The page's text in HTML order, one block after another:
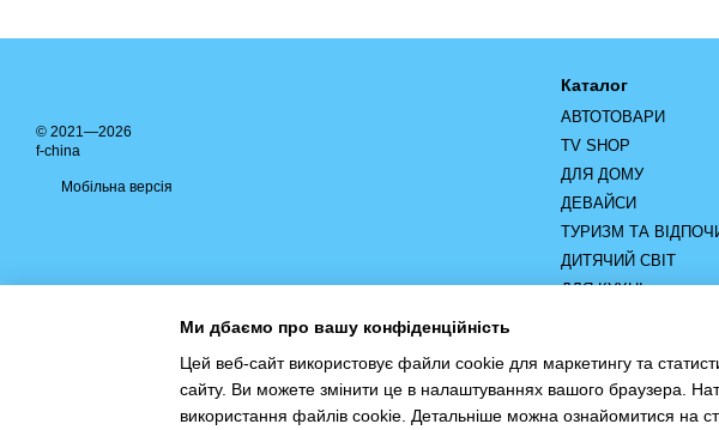
© 2021—2026
f-china
Мобільна версія
Каталог
АВТОТОВАРИ
TV SHOP
ДЛЯ ДОМУ
ДЕВАЙСИ
ТУРИЗМ ТА
ДИТЯЧИЙ СВІТ
ДЛЯ КУХНІ
ОБЛАДНАННЯ
Ми дбаємо про вашу конфіденційність
Цей веб-сайт використовує файли cookie для маркетингу та
сайту. Ви можете змінити це в налаштуваннях вашого браузера.
використання файлів cookie. Детальніше можна ознайомитися на